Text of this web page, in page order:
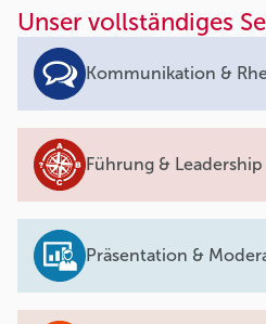
Unser vollständiges
Kommunikation &
Führung & Leadership
Präsentation &